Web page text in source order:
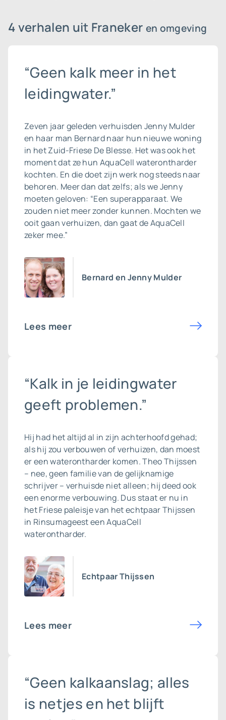
4 verhalen uit Franeker en omgeving
“Geen kalk meer in het
leidingwater.”
Zeven jaar geleden verhuisden Jenny Mulder
en haar man Bernard naar hun nieuwe woning
in het Zuid-Friese De Blesse. Het was ook het
moment dat ze hun AquaCell waterontharder
kochten. En die doet zijn werk nog steeds naar
behoren. Meer dan dat zelfs; als we Jenny
moeten geloven: “Een superapparaat. We
zouden niet meer zonder kunnen. Mochten we
ooit gaan verhuizen, dan gaat de AquaCell
zeker mee.”
Bernard en Jenny Mulder
Lees meer
“Kalk in je leidingwater
geeft problemen.”
Hij had het altijd al in zijn achterhoofd gehad;
als hij zou verbouwen of verhuizen, dan moest
er een waterontharder komen. Theo Thijssen
– nee, geen familie van de gelijknamige
schrijver – verhuisde niet alleen; hij deed ook
een enorme verbouwing. Dus staat er nu in
het Friese paleisje van het echtpaar Thijssen
in Rinsumageest een AquaCell
waterontharder.
Echtpaar Thijssen
Lees meer
“Geen kalkaanslag; alles
is netjes en het blijft